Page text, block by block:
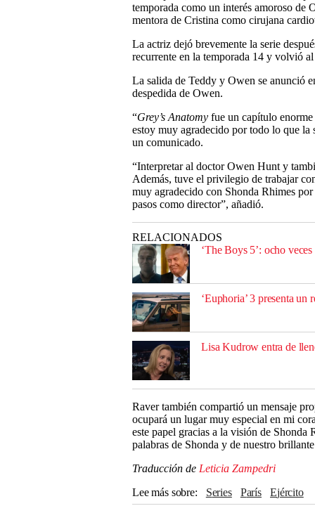
temporada como un interés amoroso de
mentora de Cristina como cirujana
La actriz dejó brevemente la serie
recurrente en la temporada 14 y volvió
La salida de Teddy y Owen se anunció
despedida de Owen.
“Grey’s Anatomy fue un capítulo
estoy muy agradecido por todo lo que
un comunicado.
“Interpretar al doctor Owen Hunt y
Además, tuve el privilegio de trabajar
muy agradecido con Shonda Rhimes
pasos como director”, añadió.
RELACIONADOS
‘The Boys 5’: ocho
‘Euphoria’ 3 presenta
Lisa Kudrow entra de
Raver también compartió un mensaje
ocupará un lugar muy especial en mi
este papel gracias a la visión de Shonda
palabras de Shonda y de nuestro
Traducción de Leticia Zampedri
Lee más sobre
series París Ejército